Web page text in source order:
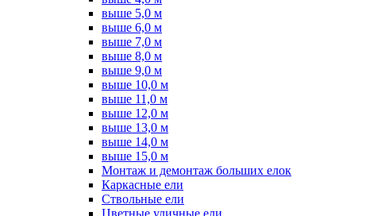
выше 5,0 м
выше 6,0 м
выше 7,0 м
выше 8,0 м
выше 9,0 м
выше 10,0 м
выше 11,0 м
выше 12,0 м
выше 13,0 м
выше 14,0 м
выше 15,0 м
Монтаж и демонтаж больших елок
Каркасные ели
Ствольные ели
Цветные уличные ели